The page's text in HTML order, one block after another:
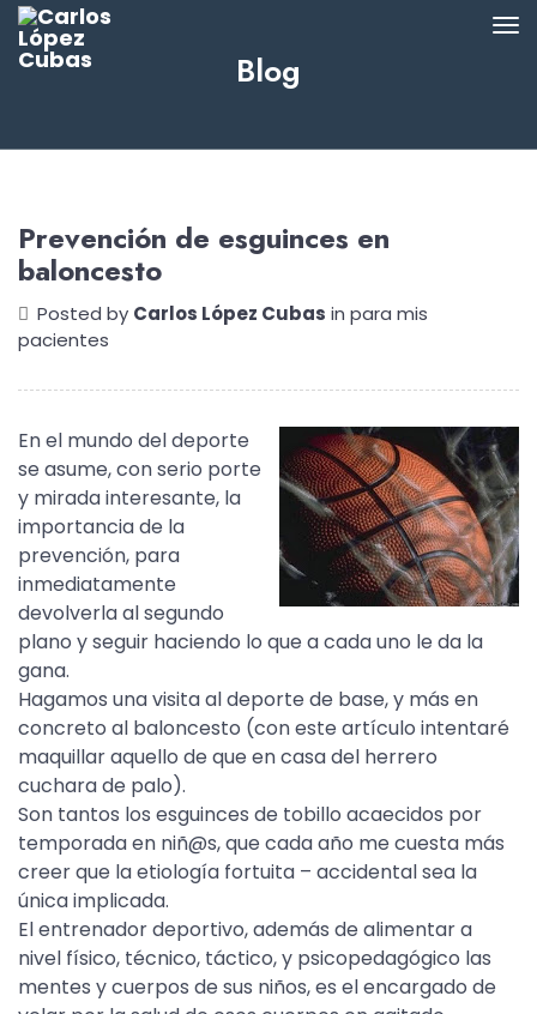
Blog
Prevención de esguinces en
baloncesto
Posted by Carlos López Cubas in para mis
pacientes
En el mundo del deporte
se asume, con serio porte
y mirada interesante, la
importancia de la
prevención, para
inmediatamente
devolverla al segundo
plano y seguir haciendo lo que a cada uno le da la
gana.
Hagamos una visita al deporte de base, y más en
concreto al baloncesto (con este artículo intentaré
maquillar aquello de que en casa del herrero
cuchara de palo).
Son tantos los esguinces de tobillo acaecidos por
temporada en niñ@s, que cada año me cuesta más
creer que la etiología fortuita – accidental sea la
única implicada.
El entrenador deportivo, además de alimentar a
nivel físico, técnico, táctico, y psicopedagógico las
mentes y cuerpos de sus niños, es el encargado de